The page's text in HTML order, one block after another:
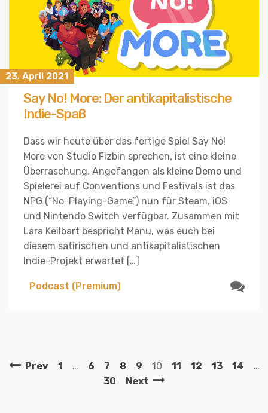
23. April 2021
Say No! More: Der antikapitalistische
Indie-Spaß
Dass wir heute über das fertige Spiel Say No!
More von Studio Fizbin sprechen, ist eine kleine
Überraschung. Angefangen als kleine Demo und
Spielerei auf Conventions und Festivals ist das
NPG (“No-Playing-Game”) nun für Steam, iOS
und Nintendo Switch verfügbar. Zusammen mit
Lara Keilbart bespricht Manu, was euch bei
diesem satirischen und antikapitalistischen
Indie-Projekt erwartet […]
Podcast (Premium)
Prev 1 … 6 7 8 9 10 11 12 13 14
…
30
Next